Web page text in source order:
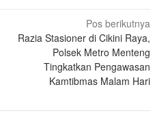
Pos berikutnya
Razia Stasioner di Cikini Raya,
Polsek Metro Menteng
Tingkatkan Pengawasan
Kamtibmas Malam Hari